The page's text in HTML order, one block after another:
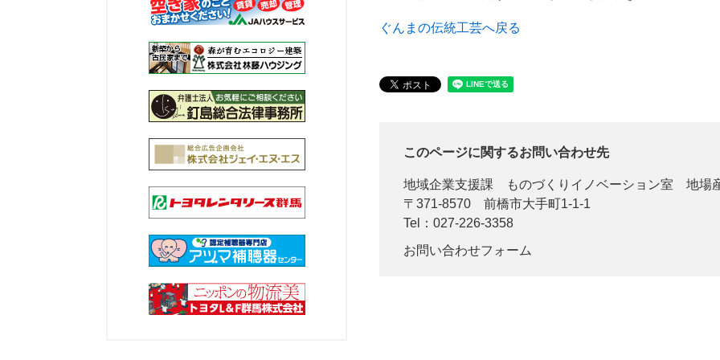
ぐんまの伝統工芸へ戻る
このページに関するお問い合わせ先
地域企業支援課
ものづくりイノベーション室 地場
〒371-8570
前橋市大手町1-1-1
Tel：027-226-3358
お問い合わせフォーム